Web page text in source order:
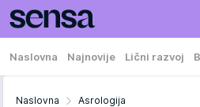
Naslovna Najnovije Lični razvoj
Naslovna Asrologija